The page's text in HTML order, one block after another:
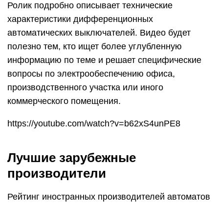
Ролик подробно описывает технические
характеристики дифференционных
автоматических выключателей. Видео будет
полезно тем, кто ищет более углубленную
информацию по теме и решает специфические
вопросы по электрообеспечению офиса,
производственного участка или иного
коммерческого помещения.
https://youtube.com/watch?v=b62xS4unPE8
Лучшие зарубежные
производители
Рейтинг иностранных производителей автоматов